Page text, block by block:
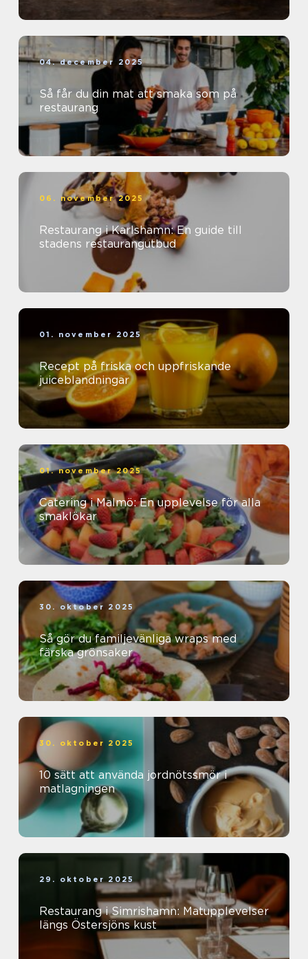
04. december 2025
Så får du din mat att smaka som på
restaurang
06. november 2025
Restaurang i Karlshamn: En guide till
stadens restaurangutbud
01. november 2025
Recept på friska och uppfriskande
juiceblandningar
01. november 2025
Catering i Malmö: En upplevelse för alla
smaklökar
30. oktober 2025
Så gör du familjevänliga wraps med
färska grönsaker
30. oktober 2025
10 sätt att använda jordnötssmör i
matlagningen
29. oktober 2025
Restaurang i Simrishamn: Matupplevelser
längs Östersjöns kust